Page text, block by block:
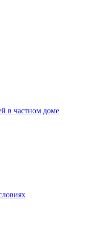
в частном доме